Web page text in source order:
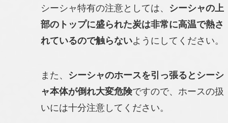
シーシャ特有の注意としては、 シーシャの上
部のトップに盛られた炭は非常に高温で熱さ
れているので触らないようにしてください。
また、 シーシャのホースを引っ張るとシーシ
ャ本体が倒れ大変危険ですので、ホースの扱
いには十分注意してください。